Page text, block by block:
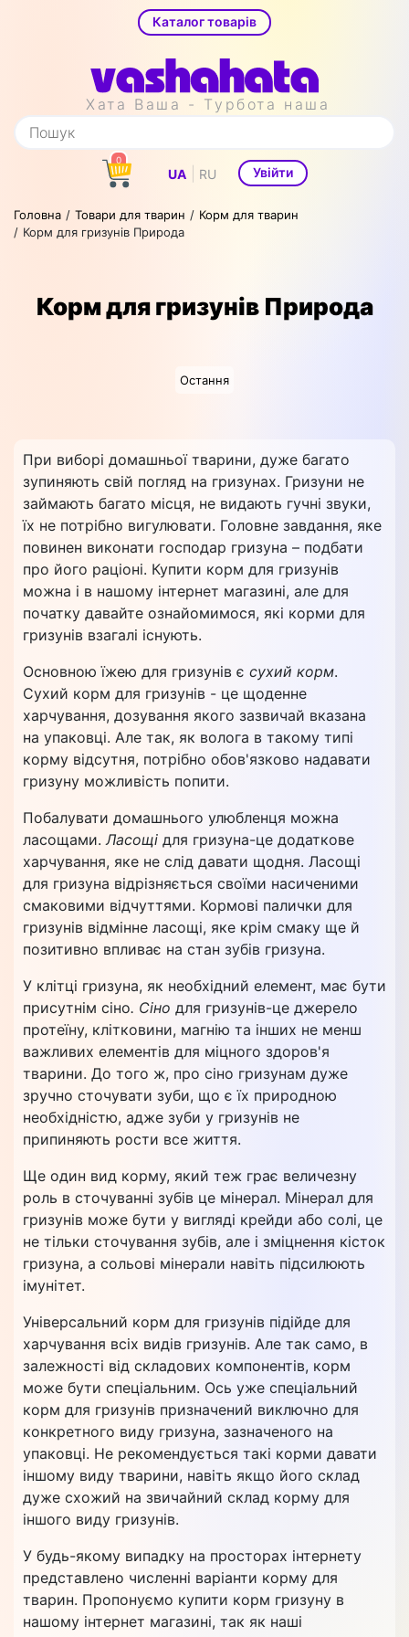
Каталог товарів
Хата Ваша - Турбота наша
0
UA RU Увійти
Головна Товари для тварин
Корм для тварин
Корм для гризунів Природа
Корм для гризунів Природа
Остання
При виборі домашньої тварини, дуже багато
зупиняють свій погляд на гризунах. Гризуни не
займають багато місця, не видають гучні звуки,
їх не потрібно вигулювати. Головне завдання, яке
повинен виконати господар гризуна – подбати
про його раціоні. Купити корм для гризунів
можна і в нашому інтернет магазині, але для
початку давайте ознайомимося, які корми для
гризунів взагалі існують.
Основною їжею для гризунів є сухий корм.
Сухий корм для гризунів - це щоденне
харчування, дозування якого зазвичай вказана
на упаковці. Але так, як волога в такому типі
корму відсутня, потрібно обов'язково надавати
гризуну можливість попити.
Побалувати домашнього улюбленця можна
ласощами.Ласощі для гризуна-це додаткове
харчування, яке не слід давати щодня. Ласощі
для гризуна відрізняється своїми насиченими
смаковими відчуттями. Кормові палички для
гризунів відмінне ласощі, яке крім смаку ще й
позитивно впливає на стан зубів гризуна.
У клітці гризуна, як необхідний елемент, має бути
присутнім сіно. Сіно для гризунів-це джерело
протеїну, клітковини, магнію та інших не менш
важливих елементів для міцного здоров'я
тварини. До того ж, про сіно гризунам дуже
зручно сточувати зуби, що є їх природною
необхідністю, адже зуби у гризунів не
припиняють рости все життя.
Ще один вид корму, який теж грає величезну
роль в сточуванні зубів це мінерал. Мінерал для
гризунів може бути у вигляді крейди або солі, це
не тільки сточування зубів, але і зміцнення кісток
гризуна, а сольові мінерали навіть підсилюють
імунітет.
Універсальний корм для гризунів підійде для
харчування всіх видів гризунів. Але так само, в
залежності від складових компонентів, корм
може бути спеціальним. Ось уже спеціальний
корм для гризунів призначений виключно для
конкретного виду гризуна, зазначеного на
упаковці. Не рекомендується такі корми давати
іншому виду тварини, навіть якщо його склад
дуже схожий на звичайний склад корму для
іншого виду гризунів.
У будь-якому випадку на просторах інтернету
представлено численні варіанти корму для
тварин. Пропонуємо купити корм гризуну в
нашому інтернет магазині, так як наші